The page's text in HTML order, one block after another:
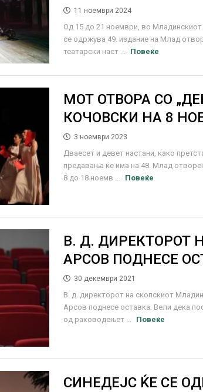
11 ноември 2024
Од 15 до 21 ноември, во
се одржува 49. издание на Млад
театарски наст ...
Повеќе
МОТ ОТВОРА СО
КОЧОВСКИ НА 8
3 ноември 2023
Дваесет и девет настани, како
предавања ќе има на 48. Млад
8 до 18 ноемв ...
Повеќе
В. Д. ДИРЕКТОРОТ
АРСОВ ПОДНЕСЕ
30 декември 2021
В. д. директорот на скопскиот
Арсов поднесе оставка. Вели дека
од раководењет ...
Повеќе
СИНЕДЕЈС ЌЕ СЕ